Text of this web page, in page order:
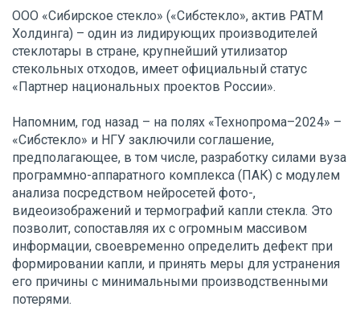
ООО «Сибирское стекло» («Сибстекло», актив РАТМ
Холдинга) – один из лидирующих производителей
стеклотары в стране, крупнейший утилизатор
стекольных отходов, имеет официальный статус
«Партнер национальных проектов России».
Напомним, год назад – на полях «Технопрома–2024» –
«Сибстекло» и НГУ заключили соглашение,
предполагающее, в том числе, разработку силами вуза
программно-аппаратного комплекса (ПАК) с модулем
анализа посредством нейросетей фото-,
видеоизображений и термографий капли стекла. Это
позволит, сопоставляя их с огромным массивом
информации, своевременно определить дефект при
формировании капли, и принять меры для устранения
его причины с минимальными производственными
потерями.